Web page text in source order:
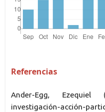
Referencias
Ander-Egg, Ezequiel
investigación-acción-